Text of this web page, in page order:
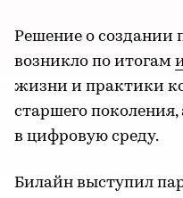
Решение о создании
возникло по итогам
жизни и практики
старшего
в цифровую среду.
Билайн выступил